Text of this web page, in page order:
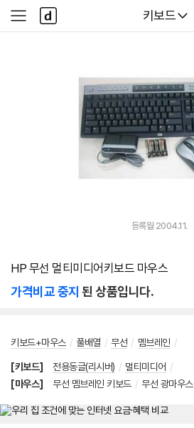
다나와
키보드
사
이
다
나
와
등록월 2004.11.
HP 무선 멀티미디어키보드 마우스
가격비교 중지 된 상품입니다.
키보드+마우스 / 풀배열 / 무선 / 멤브레인 /
[키보드] 전용동글(리시버) / 멀티미디어 /
[마우스]
무선 멤브레인 키보드 / 무선 광마우스